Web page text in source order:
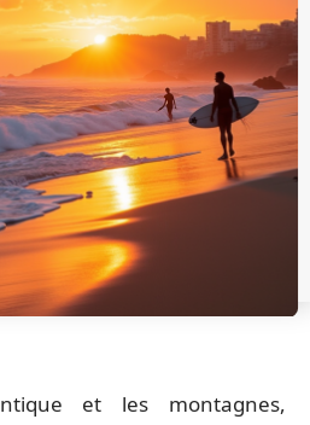
et les montagnes,